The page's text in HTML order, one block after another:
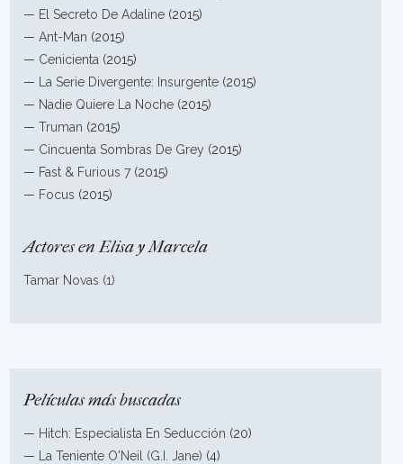
— El Secreto De Adaline (2015)
—Ant-Man (2015)
— Cenicienta (2015)
—
La Serie Divergente: Insurgente (2015)
— Nadie Quiere La Noche (2015)
—Truman (2015)
— Cincuenta Sombras De Grey (2015)
— Fast & Furious 7 (2015)
— Focus (2015)
Actores en Elisa y Marcela
Tamar Novas (1)
Películas más buscadas
— Hitch: Especialista En Seducción (20)
—
La Teniente O'Neil (G.I. Jane) (4)